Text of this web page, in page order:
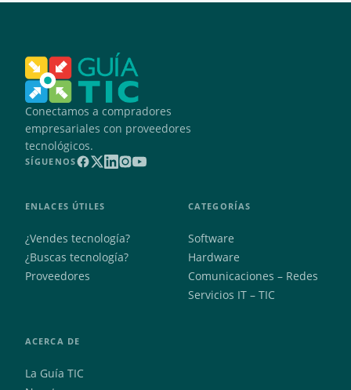
Conectamos a compradores
empresariales con proveedores
tecnológicos.
SÍGUENOS
ENLACES ÚTILES
¿Vendes tecnología?
¿Buscas tecnología?
Proveedores
CATEGORÍAS
Software
Hardware
Comunicaciones – Redes
Servicios IT – TIC
ACERCA DE
La Guía TIC